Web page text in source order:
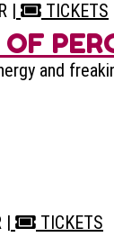
| TICKETS
and
| TICKETS